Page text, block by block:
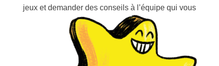
jeux et demander des conseils à l’équipe qui vous